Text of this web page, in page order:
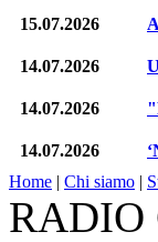
15.07.2026
14.07.2026
14.07.2026
14.07.2026
Home | Chi siamo |
RADIO